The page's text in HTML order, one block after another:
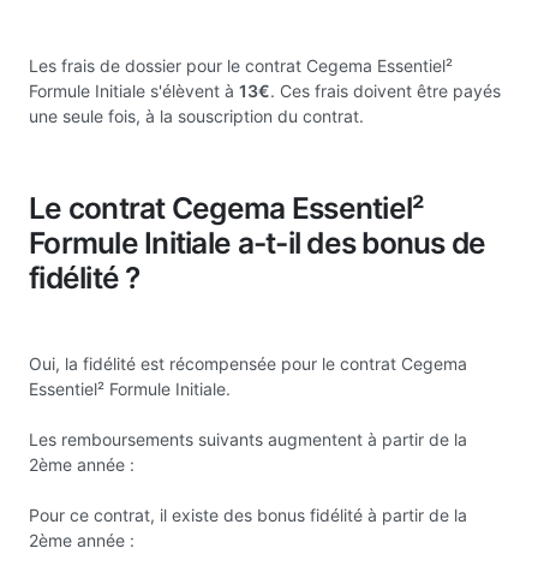
Les frais de dossier pour le contrat Cegema Essentiel²
Formule Initiale s'élèvent à 13€. Ces frais doivent être payés
une seule fois, à la souscription du contrat.
Le contrat Cegema Essentiel²
Formule Initiale a-t-il des bonus de
fidélité ?
Oui, la fidélité est récompensée pour le contrat Cegema
Essentiel² Formule Initiale.
Les remboursements suivants augmentent à partir de la
2ème année :
Pour ce contrat, il existe des bonus fidélité à partir de la
2ème année :